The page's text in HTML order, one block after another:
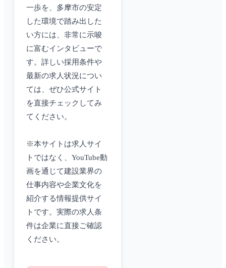
一歩を、多摩市の安定
した環境で踏み出した
い方には、非常に示唆
に富むインタビューで
す。詳しい採用条件や
最新の求人状況につい
ては、ぜひ公式サイト
を直接チェックしてみ
てください。
※本サイトは求人サイ
トではなく、YouTube動
画を通じて建設業界の
仕事内容や企業文化を
紹介する情報提供サイ
トです。実際の求人条
件は企業に直接ご確認
ください。